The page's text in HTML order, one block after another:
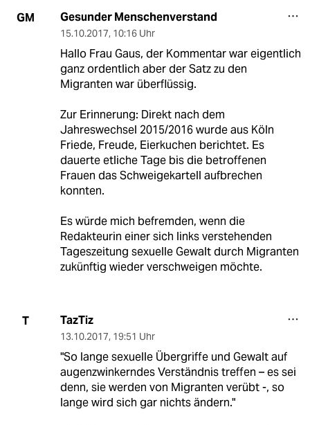
GM Gesunder Menschenverstand
15.10.2017, 10:16 Uhr
Hallo Frau Gaus, der Kommentar war eigentlich
ganz ordentlich aber der Satz zu den
Migranten war überflüssig.
Zur Erinnerung: Direkt nach dem
Jahreswechsel 2015/2016 wurde aus Köln
Friede, Freude, Eierkuchen berichtet. Es
dauerte etliche Tage bis die betroffenen
Frauen das Schweigekartell aufbrechen
konnten.
Es würde mich befremden, wenn die
Redakteurin einer sich links verstehenden
Tageszeitung sexuelle Gewalt durch Migranten
zukünftig wieder verschweigen möchte.
T TazTiz
13.10.2017, 19:51 Uhr
"So lange sexuelle Übergriffe und Gewalt auf
augenzwinkerndes Verständnis treffen – es sei
denn, sie werden von Migranten verübt -, so
lange wird sich gar nichts ändern."